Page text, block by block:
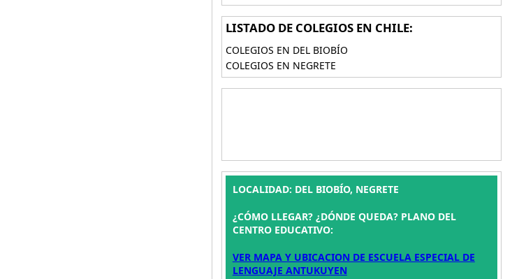
LISTADO DE COLEGIOS EN CHILE:
COLEGIOS EN DEL BIOBÍO
COLEGIOS EN NEGRETE
LOCALIDAD: DEL BIOBÍO, NEGRETE
¿CÓMO LLEGAR? ¿DÓNDE QUEDA? PLANO DEL
CENTRO EDUCATIVO:
VER MAPA Y UBICACION DE ESCUELA ESPECIAL DE
LENGUAJE ANTUKUYEN